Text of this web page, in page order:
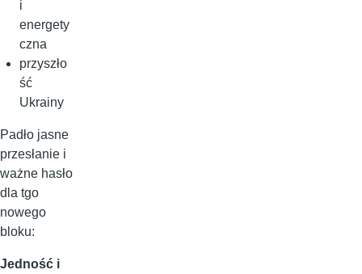
i
energety
czna
przyszło
ść
Ukrainy
Padło jasne
przesłanie i
ważne hasło
dla tgo
nowego
bloku:
Jedność i